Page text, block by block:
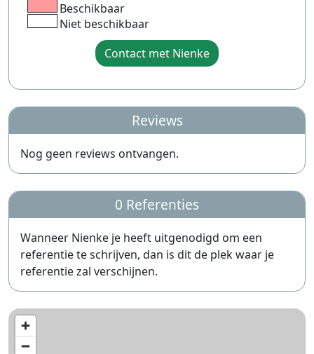
Beschikbaar
Niet beschikbaar
Contact met Nienke
Reviews
Nog geen reviews ontvangen.
0 Referenties
Wanneer Nienke je heeft uitgenodigd om een
referentie te schrijven, dan is dit de plek waar je
referentie zal verschijnen.